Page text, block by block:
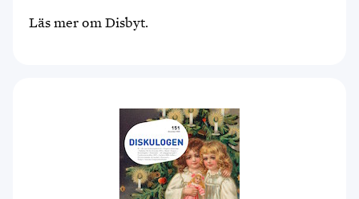
Läs mer om Disbyt.